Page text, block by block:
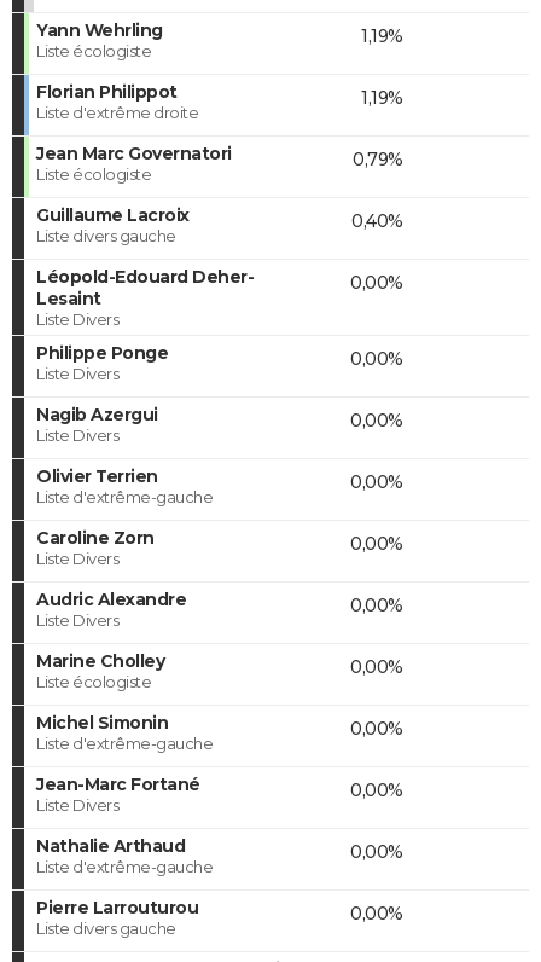
Yann Wehrling
Liste écologiste
1,19%
Florian Philippot
Liste d'extrême droite
1,19%
Jean Marc Governatori
Liste écologiste
0,79%
Guillaume Lacroix
Liste divers gauche
0,40%
Léopold-Edouard Deher-
Lesaint
Liste Divers
0,00%
Philippe Ponge
Liste Divers
0,00%
Nagib Azergui
Liste Divers
0,00%
Olivier Terrien
Liste d'extrême-gauche
0,00%
Caroline Zorn
Liste Divers
0,00%
Audric Alexandre
Liste Divers
0,00%
Marine Cholley
Liste écologiste
0,00%
Michel Simonin
Liste d'extrême-gauche
0,00%
Jean-Marc Fortané
Liste Divers
0,00%
Nathalie Arthaud
Liste d'extrême-gauche
0,00%
Pierre Larrouturou
Liste divers gauche
0,00%